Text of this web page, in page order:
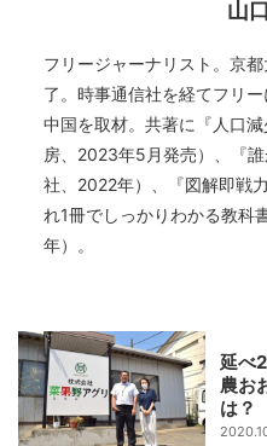
山
フリージャーナリスト。京
了。時事通信社を経てフリ
中国を取材。共著に『人口
房、2023年5月発売）、『
社、2022年）、『図解即戦
れ1冊でしっかりわかる教科
年）。
延べ
農お
は？